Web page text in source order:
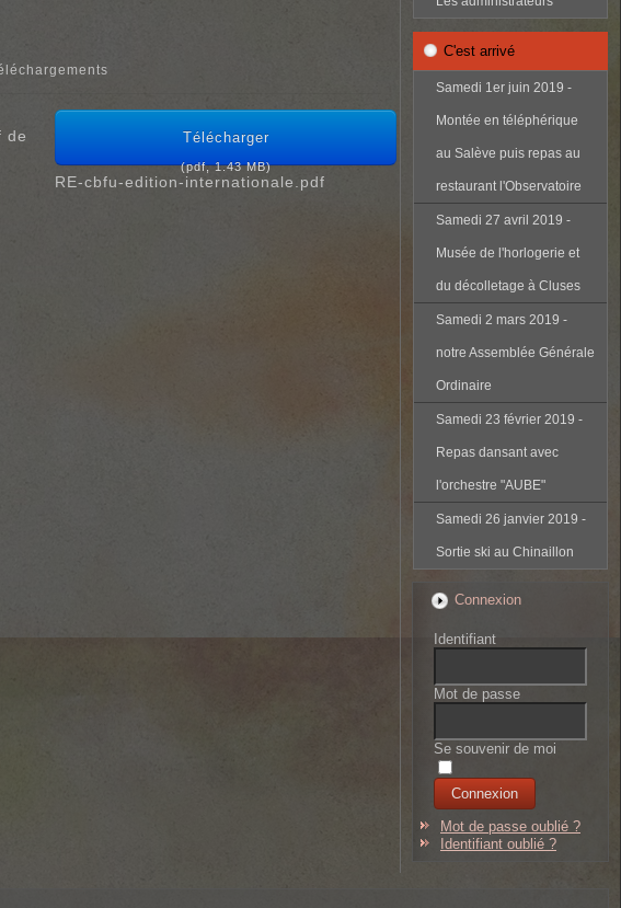
Télécharger
(pdf,1.43 MB)
RE-cbfu-edition-internationale.pdf
de
C'est arrivé
Samedi 1er juin 2019 -
Montée en téléphérique
au Salève puis repas au
restaurant l'Observatoire
Samedi 27 avril 2019 -
Musée de l'horlogerie et
du décolletage à Cluses
Samedi 2 mars 2019 -
notre Assemblée Générale
Ordinaire
Samedi 23 février 2019 -
Repas dansant avec
l'orchestre "AUBE"
Samedi 26 janvier 2019 -
Sortie ski au Chinaillon
Connexion
Identifiant
Mot de passe
Se souvenir de moi
Mot de passe oublié ?
Identifiant oublié ?